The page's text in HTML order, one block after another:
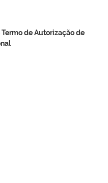
de Autorização de